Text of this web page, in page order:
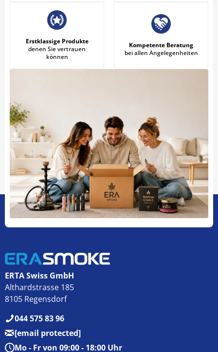
Erstklassige Produkte
denen Sie vertrauen
können
Kompetente Beratung
bei allen Angelegenheiten
ERTA Swiss GmbH
Althardstrasse 185
8105 Regensdorf
044 575 83 96
[email protected]
Mo - Fr von 09:00 - 18:00 Uhr